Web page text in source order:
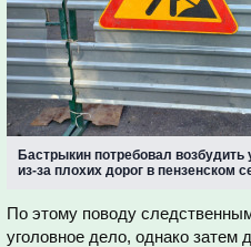
Бастрыкин потребовал возбудить
из-за плохих дорог в пензенском
По этому поводу
уголовное дело, однако